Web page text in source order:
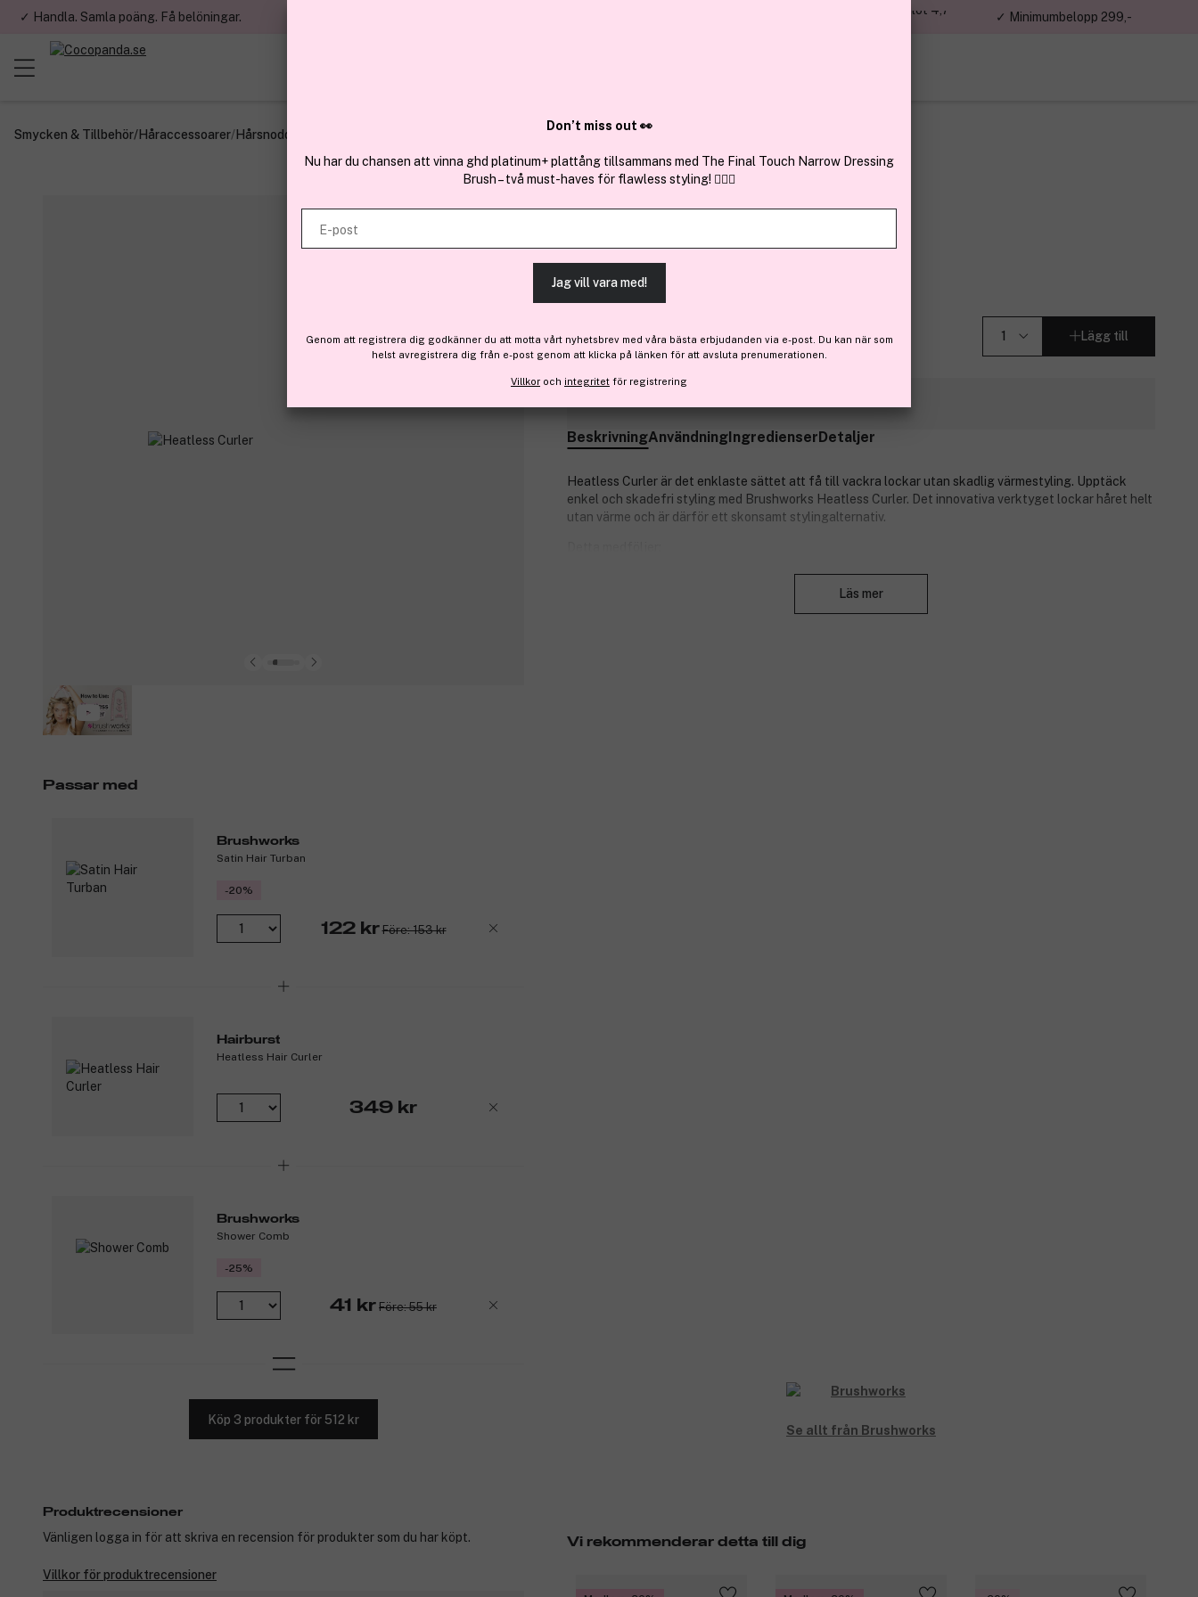
✓ Handla. Samla poäng. Få belöningar.
✓ Över 1,5 miljon kunder – Trustpilot 4,7
✓ Minimumbelopp 299,-
Smycken & Tillbehör/Håraccessoarer/Hårsnoddar
Brushworks
Heatless Curler
(22)
-20%
Före: 126 kr
Lägg till
BeskrivningAnvändningIngredienserDetaljer
Heatless Curler är det enklaste sättet att få till vackra lockar utan skadlig värmestyling. Upptäck
enkel och skadefri styling med Brushworks Heatless Curler. Det innovativa verktyget lockar håret helt
utan värme och är därför ett skonsamt stylingalternativ.
Läs mer
Passar med
Brushworks
Satin Hair Turban
-20%
122 kr Före: 153 kr
Hairburst
Heatless Hair Curler
349 kr
Brushworks
Shower Comb
-25%
41 kr Före: 55 kr
Köp 3 produkter för 512 kr
Se allt från Brushworks
Vi rekommenderar detta till dig
Produktrecensioner
Vänligen logga in för att skriva en recension för produkter som du har köpt.
Villkor för produktrecensioner
Don’t miss out 👀
Nu har du chansen att vinna ghd platinum+ plattång tillsammans med The Final Touch Narrow Dressing
Brush – två must-haves för flawless styling! 💇‍♀️✨
E-post
Jag vill vara med!
Genom att registrera dig godkänner du att motta vårt nyhetsbrev med våra bästa erbjudanden via e-post. Du kan när som
helst avregistrera dig från e-post genom att klicka på länken för att avsluta prenumerationen.
Villkor och integritet för registrering